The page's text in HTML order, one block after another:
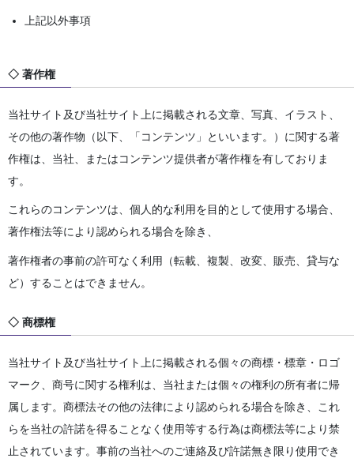
上記以外事項
◇ 著作権
当社サイト及び当社サイト上に掲載される文章、写真、イラスト、
その他の著作物（以下、「コンテンツ」といいます。）に関する著
作権は、当社、またはコンテンツ提供者が著作権を有しておりま
す。
これらのコンテンツは、個人的な利用を目的として使用する場合、
著作権法等により認められる場合を除き、
著作権者の事前の許可なく利用（転載、複製、改変、販売、貸与な
ど）することはできません。
◇ 商標権
当社サイト及び当社サイト上に掲載される個々の商標・標章・ロゴ
マーク、商号に関する権利は、当社または個々の権利の所有者に帰
属します。商標法その他の法律により認められる場合を除き、これ
らを当社の許諾を得ることなく使用等する行為は商標法等により禁
止されています。事前の当社へのご連絡及び許諾無き限り使用でき